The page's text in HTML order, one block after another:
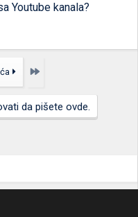
Youtube kanala?
Poslednja
da pišete ovde.